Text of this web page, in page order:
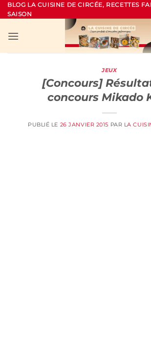
Passer
au
BLOG LA CUISINE DE CIRCÉE, RECETTES
SAISON
JEUX
[Concours]
concours Mikado
PUBLIÉ LE 26 JANVIER 2015 PAR LA